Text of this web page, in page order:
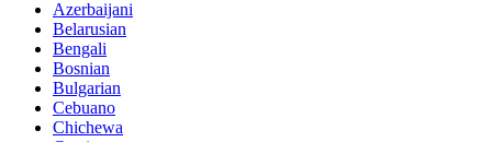
Azerbaijani
Belarusian
Bengali
Bosnian
Bulgarian
Cebuano
Chichewa